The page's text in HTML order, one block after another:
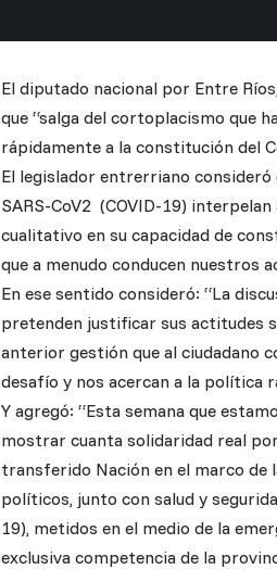
El diputado nacional por Entre
que “salga del cortoplacismo que
rápidamente a la constitución del
El legislador entrerriano consideró
SARS-CoV2 (COVID-19)
cualitativo en su capacidad de
que a menudo conducen nuestros
En ese sentido consideró: “La
pretenden justificar sus actitudes
anterior gestión que al ciudadano
desafío y nos acercan a la política
Y agregó: “Esta semana que
mostrar cuanta solidaridad real
transferido Nación en el marco de
políticos, junto con salud y
19), metidos en el medio de la
exclusiva competencia de la